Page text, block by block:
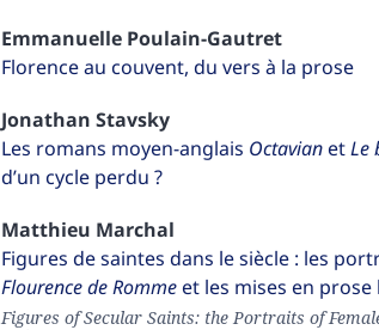
Emmanuelle Poulain-Gautret
Florence au couvent, du vers à la prose
Jonathan Stavsky
Les romans moyen-anglais Octavian etLe
d’un cycle perdu ?
Matthieu Marchal
Figures de saintes dans le siècle : les
Flourence de Romme et les mises en
Figures of Secular Saints: the Portraits of